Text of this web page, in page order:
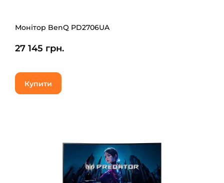
Монітор BenQ PD2706UA
27 145 грн.
Купити